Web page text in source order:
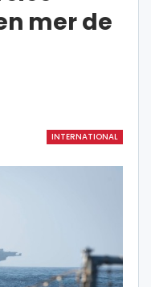
mer de
INTERNATIONAL